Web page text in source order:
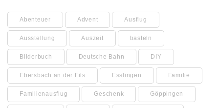
Abenteuer Advent Ausflug
Ausstellung Auszeit basteln
Bilderbuch Deutsche Bahn DIY
Ebersbach an der Fils Esslingen Familie
Familienausflug Geschenk Göppingen